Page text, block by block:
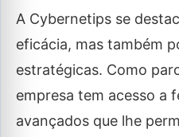
A Cybernetips se
eficácia, mas também
estratégicas. Como
empresa tem acesso a
avançados que lhe